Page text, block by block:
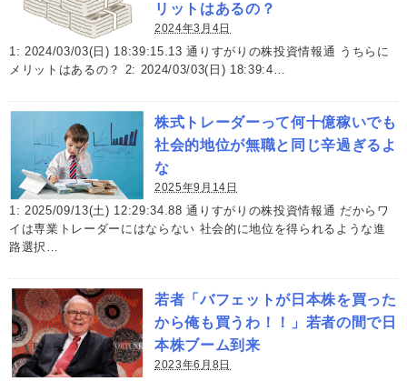
リットはあるの？
2024年3月4日
1: 2024/03/03(日) 18:39:15.13 通りすがりの株投資情報通 うちらに
メリットはあるの？ 2: 2024/03/03(日) 18:39:4…
株式トレーダーって何十億稼いでも
社会的地位が無職と同じ辛過ぎるよ
な
2025年9月14日
1: 2025/09/13(土) 12:29:34.88 通りすがりの株投資情報通 だからワ
イは専業トレーダーにはならない 社会的に地位を得られるような進
路選択…
若者「バフェットが日本株を買った
から俺も買うわ！！」若者の間で日
本株ブーム到来
2023年6月8日